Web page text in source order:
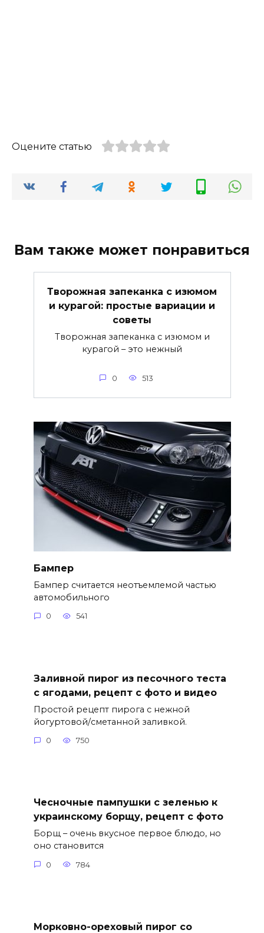
Оцените статью
Вам также может понравиться
Творожная запеканка с изюмом
и курагой: простые вариации и
советы
Творожная запеканка с изюмом и
курагой – это нежный
0 513
Бампер
Бампер считается неотъемлемой частью
автомобильного
0 541
Заливной пирог из песочного теста
с ягодами, рецепт с фото и видео
Простой рецепт пирога с нежной
йогуртовой/сметанной заливкой.
0 750
Чесночные пампушки с зеленью к
украинскому борщу, рецепт с фото
Борщ – очень вкусное первое блюдо, но
оно становится
0 784
Морковно-ореховый пирог со